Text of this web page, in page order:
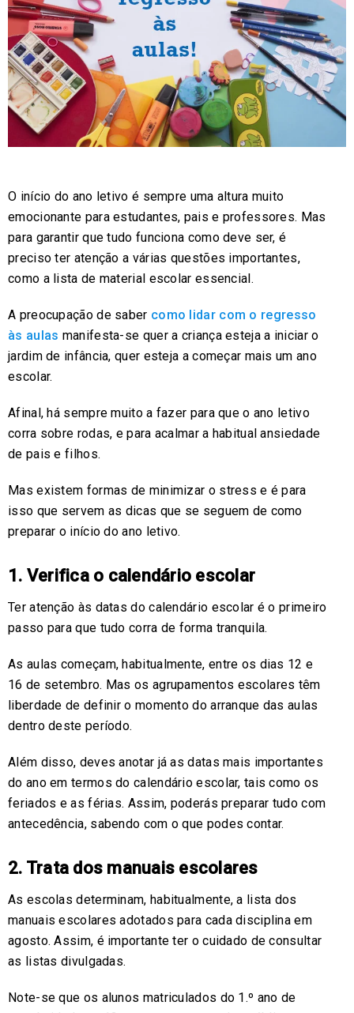
O início do ano letivo é sempre uma altura muito
emocionante para estudantes, pais e professores. Mas
para garantir que tudo funciona como deve ser, é
preciso ter atenção a várias questões importantes,
como a lista de material escolar essencial.
A preocupação de saber como lidar com o regresso
às aulas manifesta-se quer a criança esteja a iniciar o
jardim de infância, quer esteja a começar mais um ano
escolar.
Afinal, há sempre muito a fazer para que o ano letivo
corra sobre rodas, e para acalmar a habitual ansiedade
de pais e filhos.
Mas existem formas de minimizar o stress e é para
isso que servem as dicas que se seguem de como
preparar o início do ano letivo.
1. Verifica o calendário escolar
Ter atenção às datas do calendário escolar é o primeiro
passo para que tudo corra de forma tranquila.
As aulas começam, habitualmente, entre os dias 12 e
16 de setembro. Mas os agrupamentos escolares têm
liberdade de definir o momento do arranque das aulas
dentro deste período.
Além disso, deves anotar já as datas mais importantes
do ano em termos do calendário escolar, tais como os
feriados e as férias. Assim, poderás preparar tudo com
antecedência, sabendo com o que podes contar.
2. Trata dos manuais escolares
As escolas determinam, habitualmente, a lista dos
manuais escolares adotados para cada disciplina em
agosto. Assim, é importante ter o cuidado de consultar
as listas divulgadas.
Note-se que os alunos matriculados do 1.º ano de